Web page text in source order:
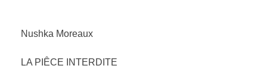
Nushka Moreaux
LA PIÊCE INTERDITE